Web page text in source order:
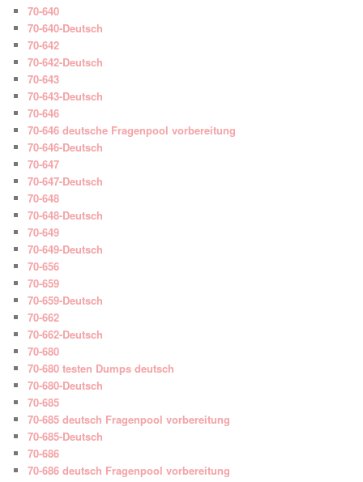
70-640
70-640-Deutsch
70-642
70-642-Deutsch
70-643
70-643-Deutsch
70-646
70-646 deutsche Fragenpool vorbereitung
70-646-Deutsch
70-647
70-647-Deutsch
70-648
70-648-Deutsch
70-649
70-649-Deutsch
70-656
70-659
70-659-Deutsch
70-662
70-662-Deutsch
70-680
70-680 testen Dumps deutsch
70-680-Deutsch
70-685
70-685 deutsch Fragenpool vorbereitung
70-685-Deutsch
70-686
70-686 deutsch Fragenpool vorbereitung